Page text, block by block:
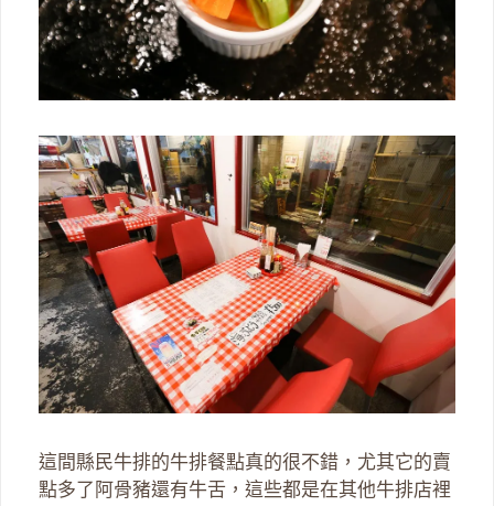
這間縣民牛排的牛排餐點真的很不錯，尤其它的賣
點多了阿骨豬還有牛舌，這些都是在其他牛排店裡